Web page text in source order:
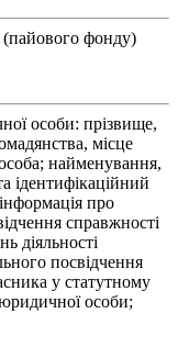
(пайового фонду)
особи: прізвище,
місце
найменування,
ідентифікаційний
про
справжності
діяльності
посвідчення
у статутному
особи;